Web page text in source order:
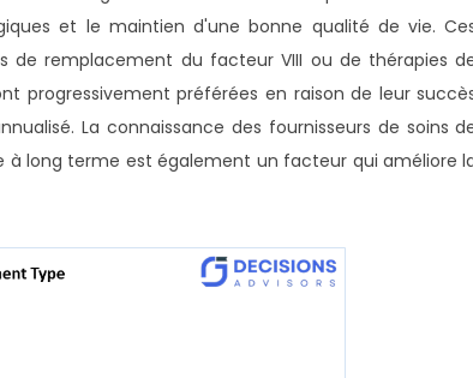
et le maintien d'une bonne qualité de vie.
de remplacement du facteur VIII ou de thérapies
progressivement préférées en raison de leur
La connaissance des fournisseurs de soins
à long terme est également un facteur qui améliore